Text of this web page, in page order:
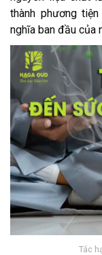
thành phương
nghĩa ban đầu của
Tác